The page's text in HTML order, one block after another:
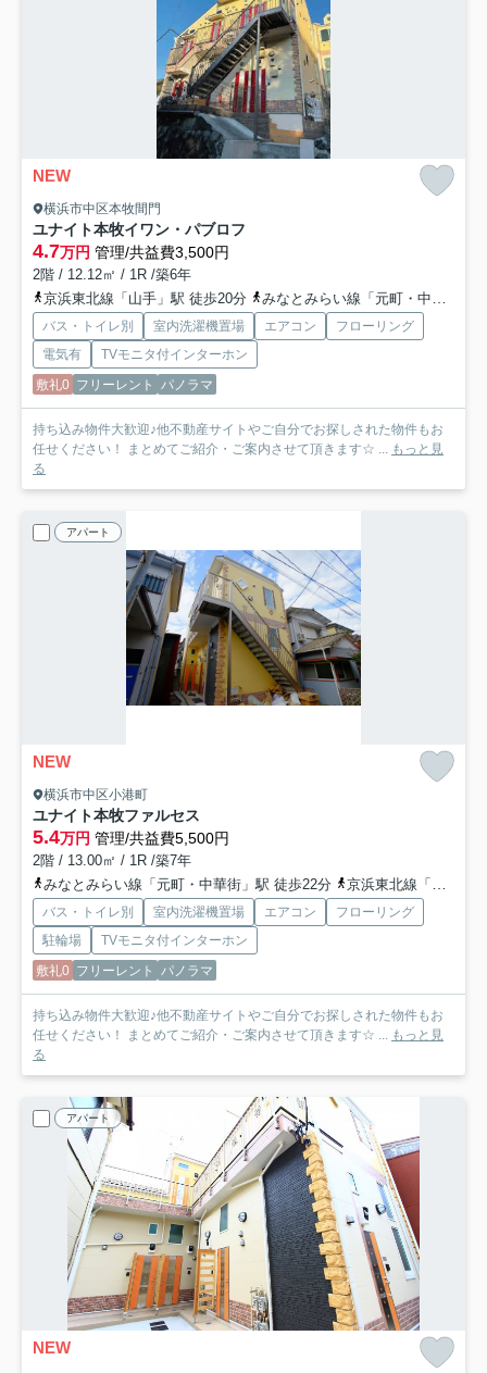
NEW
横浜市中区本牧間門
ユナイト本牧イワン・パブロフ
4.7万円 管理/共益費3,500円
2階 / 12.12㎡ / 1R /築6年
京浜東北線「山手」駅 徒歩20分
みなとみらい線「元町・中華街」駅 徒歩54分
バス・トイレ別 室内洗濯機置場 エアコン
フローリング
電気有
TVモニタ付インターホン
敷礼0 フリーレント パノラマ
持ち込み物件大歓迎♪他不動産サイトやご自分でお探しされた物件もお
任せください！ まとめてご紹介・ご案内させて頂きます☆ ... もっと見
る
アパート
NEW
横浜市中区小港町
ユナイト本牧ファルセス
5.4万円 管理/共益費5,500円
2階 / 13.00㎡ / 1R /築7年
みなとみらい線「元町・中華街」駅 徒歩22分
京浜東北線「山手」駅 徒歩24分
バス・トイレ別 室内洗濯機置場 エアコン
フローリング
駐輪場
TVモニタ付インターホン
敷礼0 フリーレント パノラマ
持ち込み物件大歓迎♪他不動産サイトやご自分でお探しされた物件もお
任せください！ まとめてご紹介・ご案内させて頂きます☆ ... もっと見
る
アパート
NEW